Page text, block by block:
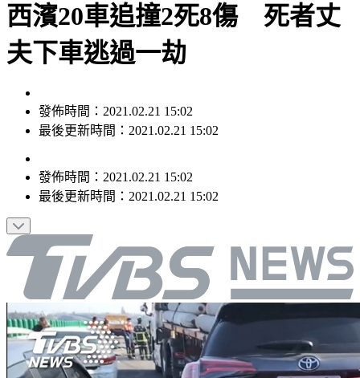
西濱20車追撞2死8傷 死者丈
夫下車逃過一劫
發佈時間：2021.02.21 15:02
最後更新時間：2021.02.21 15:02
發佈時間： 2021.02.21 15:02
最後更新時間： 2021.02.21 15:02